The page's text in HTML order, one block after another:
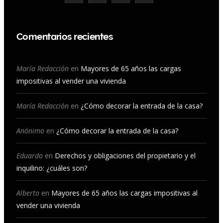
b
o
o
s
a
g
r
m
u
b
e
e
I
Comentarios recientes
María Redacción en Mayores de 65 años las cargas
impositivas al vender una vivienda
María Redacción en ¿Cómo decorar la entrada de la casa?
Anónimo en ¿Cómo decorar la entrada de la casa?
Eduardo en Derechos y obligaciones del propietario y el
inquilino: ¿cuáles son?
Alberto en Mayores de 65 años las cargas impositivas al
vender una vivienda